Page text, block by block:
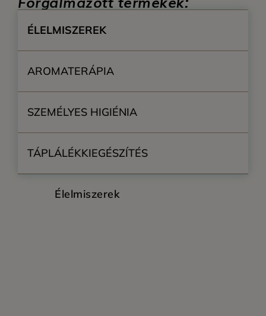
ÉLELMISZEREK
AROMATERÁPIA
SZEMÉLYES HIGIÉNIA
TÁPLÁLÉKKIEGÉSZÍTÉS
Élelmiszerek